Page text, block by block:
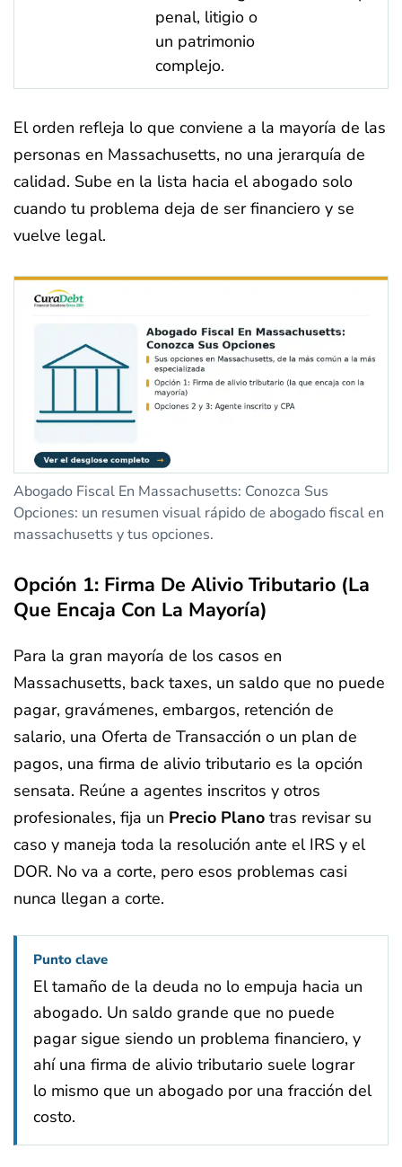
penal, litigio o
un patrimonio
complejo.
El orden refleja lo que conviene a la mayoría de las
personas en Massachusetts, no una jerarquía de
calidad. Sube en la lista hacia el abogado solo
cuando tu problema deja de ser financiero y se
vuelve legal.
Abogado Fiscal En Massachusetts: Conozca Sus
Opciones: un resumen visual rápido de abogado fiscal en
massachusetts y tus opciones.
Opción 1: Firma De Alivio Tributario (la
Que Encaja Con La Mayoría)
Para la gran mayoría de los casos en
Massachusetts, back taxes, un saldo que no puede
pagar, gravámenes, embargos, retención de
salario, una Oferta de Transacción o un plan de
pagos, una firma de alivio tributario es la opción
sensata. Reúne a agentes inscritos y otros
profesionales, fija un Precio Plano tras revisar su
caso y maneja toda la resolución ante el IRS y el
DOR. No va a corte, pero esos problemas casi
nunca llegan a corte.
Punto clave
El tamaño de la deuda no lo empuja hacia un
abogado. Un saldo grande que no puede
pagar sigue siendo un problema financiero, y
ahí una firma de alivio tributario suele lograr
lo mismo que un abogado por una fracción del
costo.